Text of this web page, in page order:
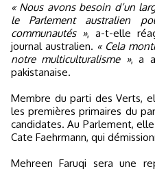
« Nous avons besoin d’un
le Parlement australien
communautés », a-t-elle
journal australien. « Cela
notre multiculturalisme », a
pakistanaise.
Membre du parti des Verts,
les premières primaires du
candidates. Au Parlement,
Cate Faehrmann, qui
Mehreen Faruqi sera une